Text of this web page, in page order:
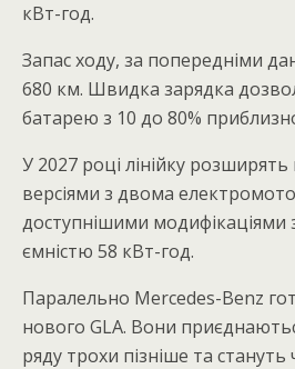
кВт-год.
Запас ходу, за попередніми
680 км. Швидка зарядка
батарею з 10 до 80%
У 2027 році лінійку
версіями з двома
доступнішими модифікаціями
ємністю 58 кВт-год.
Паралельно Mercedes-Benz
нового GLA. Вони
ряду трохи пізніше та